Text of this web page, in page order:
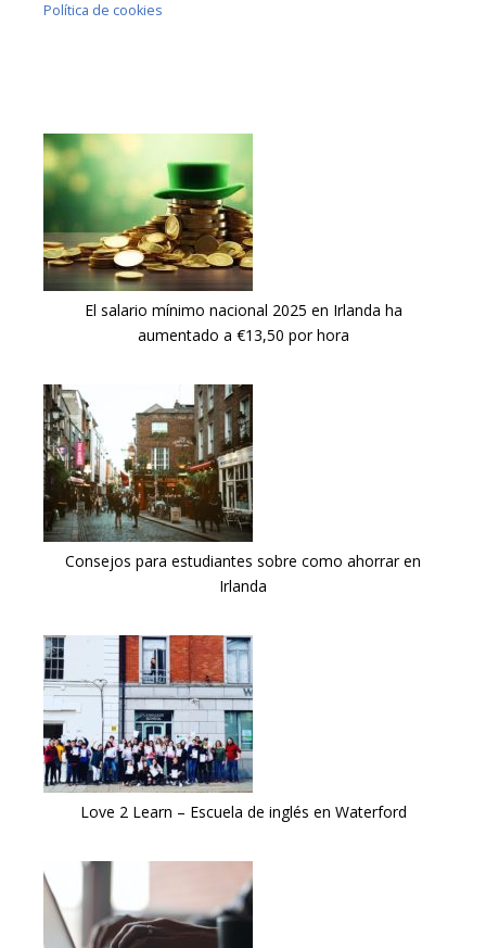
Política de cookies
El salario mínimo nacional 2025 en Irlanda ha
aumentado a €13,50 por hora
Consejos para estudiantes sobre como ahorrar en
Irlanda
Love 2 Learn – Escuela de inglés en Waterford